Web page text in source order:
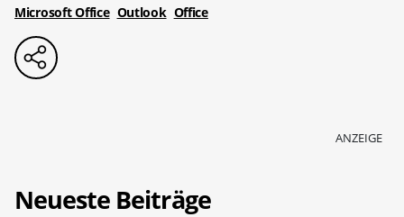
Microsoft Office Outlook Office
ANZEIGE
Neueste Beiträge